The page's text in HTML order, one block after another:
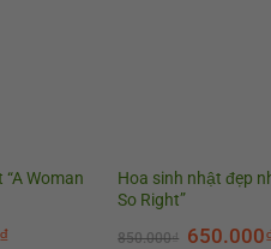
Woman
₫
Hoa sinh nhật đẹp
So Right”
850.000₫ 650.000